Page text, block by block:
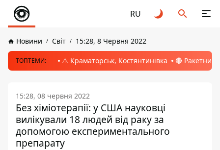
RU
Новини Світ 15:28, 8 Червня 2022
ТОПТЕМИ: ⚠️ Краматорськ, Костянтинівка 🔴 Ракетний
15:28, 08 червня 2022
Без хіміотерапії: у США науковці
вилікували 18 людей від раку за
допомогою експериментального
препарату